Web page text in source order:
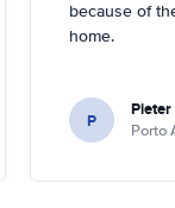
because of
home.
P Porto